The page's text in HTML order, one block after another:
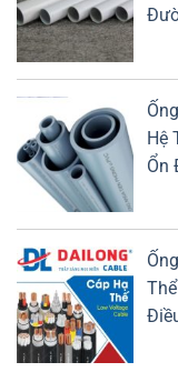
Hệ
Ổn